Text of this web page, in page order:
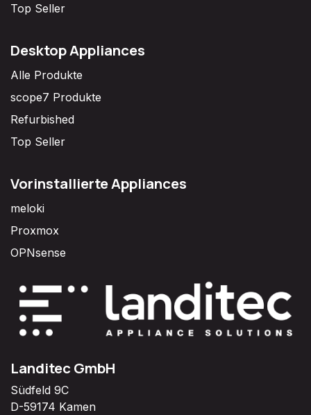
Top Seller
Desktop Appliances
Alle Produkte
scope7 Produkte
Refurbished
Top Seller
Vorinstallierte Appliances
meloki
Proxmox
OPNsense
Landitec GmbH
Südfeld 9C
D-59174 Kamen